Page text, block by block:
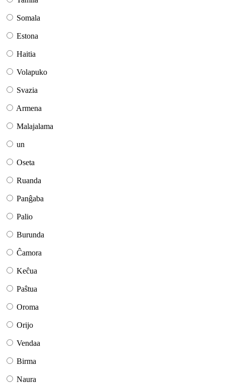
Somala
Estona
Haitia
Volapuko
Svazia
Armena
Malajalama
un
Oseta
Ruanda
Panĝaba
Palio
Burunda
Ĉamora
Keĉua
Paŝtua
Oroma
Orijo
Vendaa
Birma
Naura